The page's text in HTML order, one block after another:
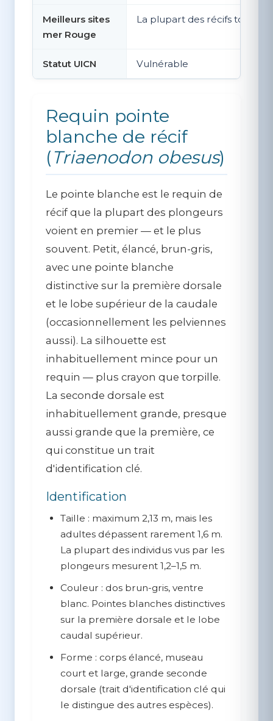
Meilleurs sites
mer Rouge
La plupart des récifs toute
Statut UICN Vulnérable
Requin pointe
blanche de récif
(Triaenodon obesus)
Le pointe blanche est le requin de
récif que la plupart des plongeurs
voient en premier — et le plus
souvent. Petit, élancé, brun-gris,
avec une pointe blanche
distinctive sur la première dorsale
et le lobe supérieur de la caudale
(occasionnellement les pelviennes
aussi). La silhouette est
inhabituellement mince pour un
requin — plus crayon que torpille.
La seconde dorsale est
inhabituellement grande, presque
aussi grande que la première, ce
qui constitue un trait
d'identification clé.
Identification
Taille : maximum 2,13 m, mais les
adultes dépassent rarement 1,6 m.
La plupart des individus vus par les
plongeurs mesurent 1,2–1,5 m.
Couleur : dos brun-gris, ventre
blanc. Pointes blanches distinctives
sur la première dorsale et le lobe
caudal supérieur.
Forme : corps élancé, museau
court et large, grande seconde
dorsale (trait d'identification clé qui
le distingue des autres espèces).